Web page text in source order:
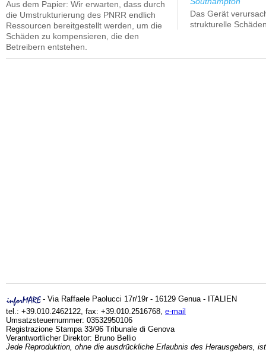
Aus dem Papier: Wir erwarten, dass durch
die Umstrukturierung des PNRR endlich
Ressourcen bereitgestellt werden, um die
Schäden zu kompensieren, die den
Betreibern entstehen.
Das Gerät
strukturelle
- Via Raffaele Paolucci 17r/19r - 16129 Genua - ITALIEN
tel.: +39.010.2462122, fax: +39.010.2516768, e-mail
Umsatzsteuernummer: 03532950106
Registrazione Stampa 33/96 Tribunale di Genova
Verantwortlicher Direktor: Bruno Bellio
Jede Reproduktion, ohne die ausdrückliche Erlaubnis des Herausgebers,